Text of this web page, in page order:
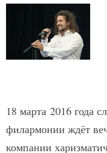
18 марта 2016 года
филармонии ждёт
компании